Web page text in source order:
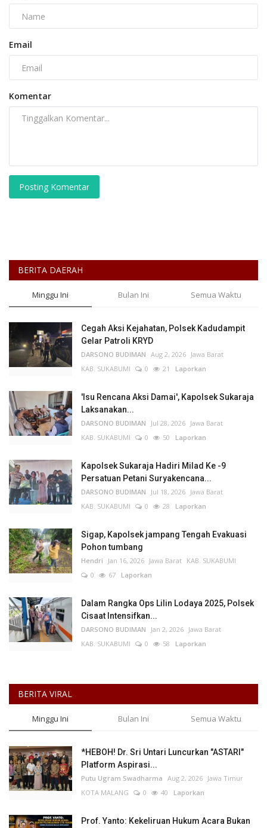
Email
Komentar
Posting Komentar
BERITA DAERAH
Minggu Ini Bulan Ini Semua Waktu
Cegah Aksi Kejahatan, Polsek Kadudampit
Gelar Patroli KRYD
DARSONO BUDIMAN Aug 2, 2026 Jawa Barat
KAB. SUKABUMI
0 21 Laporkan
'Isu Rencana Aksi Damai', Kapolsek Sukaraja
Laksanakan...
DARSONO BUDIMAN Jul 28, 2026 Jawa Barat
KAB. SUKABUMI
0 50 Laporkan
Kapolsek Sukaraja Hadiri Milad Ke -9
Persatuan Petani Suryakencana...
DARSONO BUDIMAN Jul 18, 2026 Jawa Barat
KAB. SUKABUMI
0 28 Laporkan
Sigap, Kapolsek jampang Tengah Evakuasi
Pohon tumbang
Hendri Jan 16, 2026 Jawa Barat KAB. SUKABUMI
0
67 Laporkan
Dalam Rangka Ops Lilin Lodaya 2025, Polsek
Cisaat Intensifkan...
DARSONO BUDIMAN Jan 2, 2026 Jawa Barat
KAB. SUKABUMI
0 58 Laporkan
BERITA VIRAL
Minggu Ini Bulan Ini Semua Waktu
*HEBOH! Dr. Sri Untari Luncurkan "ASTARI"
Platform Aspirasi...
Putu Ugram Swadharma Aug 2, 2026 Jawa Timur
KOTA MALANG
0 40 Laporkan
Prof. Yanto: Kekeliruan Hukum Acara Bukan